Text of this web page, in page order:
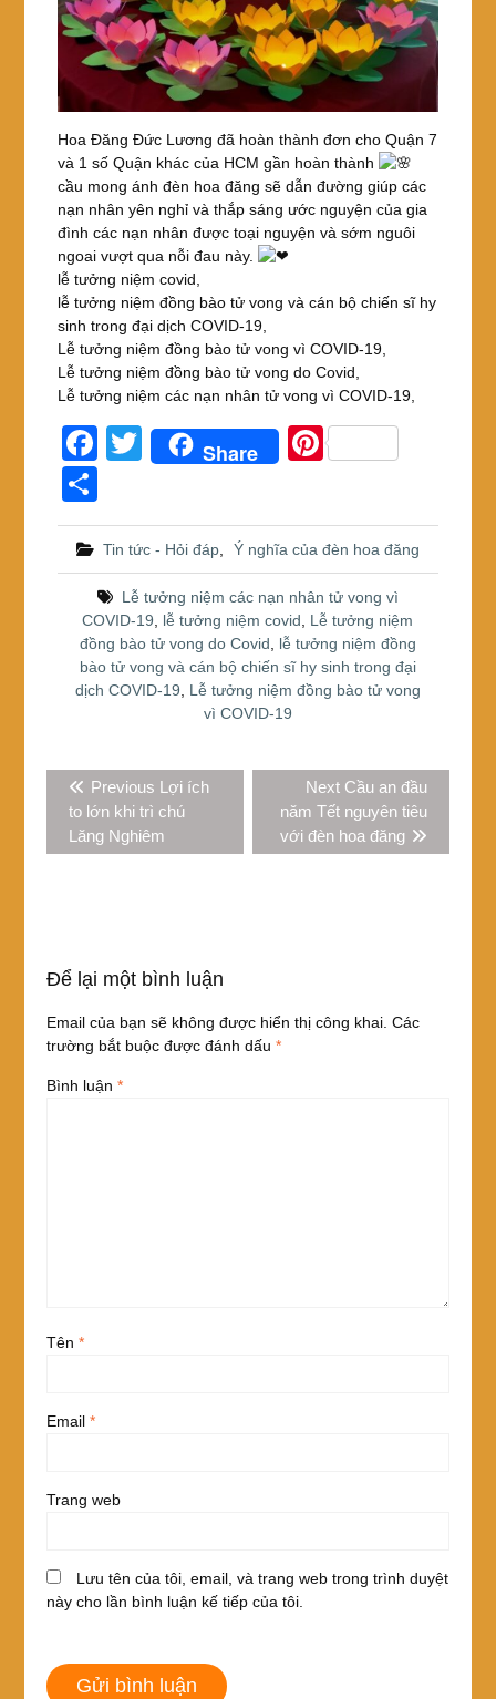
Hoa Đăng Đức Lương đã hoàn thành đơn cho Quận 7
và 1 số Quận khác của HCM gần hoàn thành
cầu mong ánh đèn hoa đăng sẽ dẫn đường giúp các
nạn nhân yên nghỉ và thắp sáng ước nguyện của gia
đình các nạn nhân được toại nguyện và sớm nguôi
ngoai vượt qua nỗi đau này.
lễ tưởng niệm covid,
lễ tưởng niệm đồng bào tử vong và cán bộ chiến sĩ hy
sinh trong đại dịch COVID-19,
Lễ tưởng niệm đồng bào tử vong vì COVID-19,
Lễ tưởng niệm đồng bào tử vong do Covid,
Lễ tưởng niệm các nạn nhân tử vong vì COVID-19,
F
a
c
e
b
o
o
k
T
er
Share
Pi
e
st
h
ar
e
Tin tức - Hỏi đáp, Ý nghĩa của đèn hoa đăng
Lễ tưởng niệm các nạn nhân tử vong vì
COVID-19
lễ tưởng niệm covid
Lễ tưởng niệm
đồng bào tử vong do Covid
lễ tưởng niệm đồng
bào tử vong và cán bộ chiến sĩ hy sinh trong đại
dịch COVID-19
Lễ tưởng niệm đồng bào tử vong
vì COVID-19
hướng
bài
Previous Previous
post:
Lợi ích
to lớn khi trì chú
Lăng Nghiêm
Next Next
post:
Cầu an đầu
năm Tết nguyên tiêu
với đèn hoa đăng
Để lại một bình luận
Email của bạn sẽ không được hiển thị công khai. Các
trường bắt buộc được đánh dấu *
Bình luận *
Tên *
Email *
Trang web
Lưu tên của tôi, email, và trang web trong trình duyệt
này cho lần bình luận kế tiếp của tôi.